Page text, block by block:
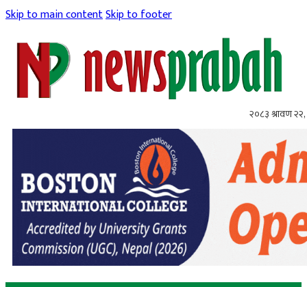
Skip to main contentSkip to footer
२०८३ श्रावण २२,